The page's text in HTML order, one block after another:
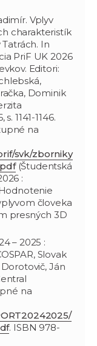
Vplyv
charakteristík
In
PriF UK 2026
Editori:
Dominik
1141-1146.
na
svk/zborniky
(Študentská
:
človeka
presných 3D
– 2025 :
Slovak
Ján
na
. ISBN 978-